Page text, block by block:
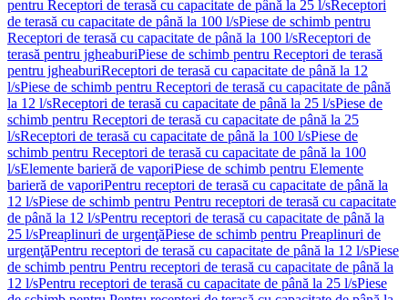
pentru Receptori de terasă cu capacitate de până la 25 l/sReceptori
de terasă cu capacitate de până la 100 l/sPiese de schimb pentru
Receptori de terasă cu capacitate de până la 100 l/sReceptori de
terasă pentru jgheaburiPiese de schimb pentru Receptori de terasă
pentru jgheaburiReceptori de terasă cu capacitate de până la 12
l/sPiese de schimb pentru Receptori de terasă cu capacitate de până
la 12 l/sReceptori de terasă cu capacitate de până la 25 l/sPiese de
schimb pentru Receptori de terasă cu capacitate de până la 25
l/sReceptori de terasă cu capacitate de până la 100 l/sPiese de
schimb pentru Receptori de terasă cu capacitate de până la 100
l/sElemente barieră de vaporiPiese de schimb pentru Elemente
barieră de vaporiPentru receptori de terasă cu capacitate de până la
12 l/sPiese de schimb pentru Pentru receptori de terasă cu capacitate
de până la 12 l/sPentru receptori de terasă cu capacitate de până la
25 l/sPreaplinuri de urgenţăPiese de schimb pentru Preaplinuri de
urgenţăPentru receptori de terasă cu capacitate de până la 12 l/sPiese
de schimb pentru Pentru receptori de terasă cu capacitate de până la
12 l/sPentru receptori de terasă cu capacitate de până la 25 l/sPiese